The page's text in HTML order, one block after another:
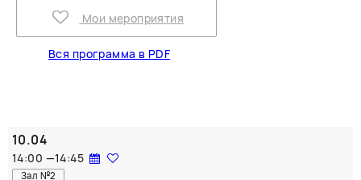
Мои мероприятия
Вся программа в PDF
10.04
14:00 —14:45
Зал №2